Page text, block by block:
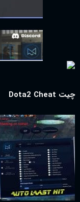
چیت Dota2 Cheat